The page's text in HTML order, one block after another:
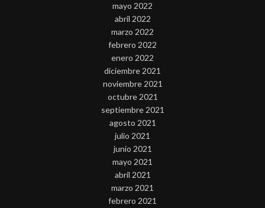
mayo 2022
abril 2022
marzo 2022
febrero 2022
enero 2022
diciembre 2021
noviembre 2021
octubre 2021
septiembre 2021
agosto 2021
julio 2021
junio 2021
mayo 2021
abril 2021
marzo 2021
febrero 2021